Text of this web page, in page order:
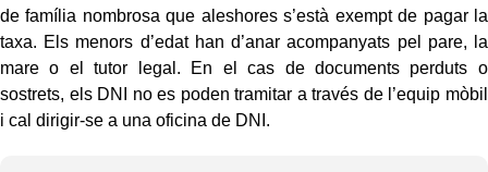
de família nombrosa que aleshores s’està exempt de pagar la
taxa. Els menors d’edat han d’anar acompanyats pel pare, la
mare o el tutor legal. En el cas de documents perduts o
sostrets, els DNI no es poden tramitar a través de l’equip mòbil
i cal dirigir-se a una oficina de DNI.